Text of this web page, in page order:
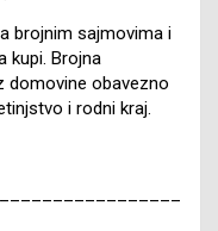
brojnim sajmovima i
kupi. Brojna
domovine obavezno
i rodni kraj.